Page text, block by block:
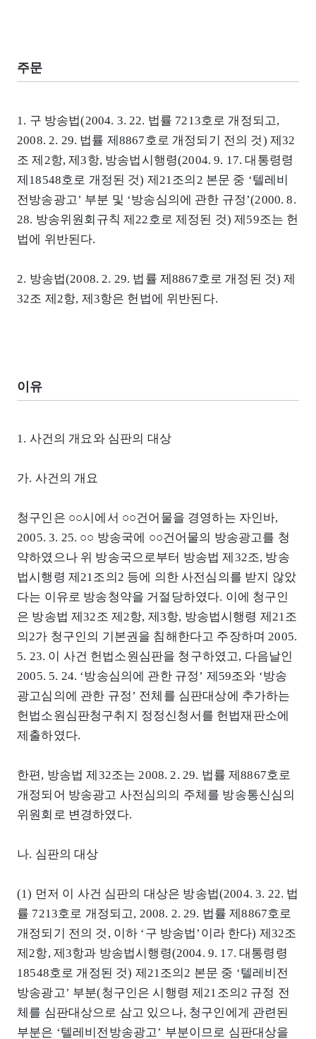
주문
1. 구 방송법(2004. 3. 22. 법률 7213호로 개정되고,
2008. 2. 29. 법률 제8867호로 개정되기 전의 것) 제32
조 제2항, 제3항, 방송법시행령(2004. 9. 17. 대통령령
제18548호로 개정된 것) 제21조의2 본문 중 ‘텔레비
전방송광고’ 부분 및 ‘방송심의에 관한 규정’(2000. 8.
28. 방송위원회규칙 제22호로 제정된 것) 제59조는 헌
법에 위반된다.
2. 방송법(2008. 2. 29. 법률 제8867호로 개정된 것) 제
32조 제2항, 제3항은 헌법에 위반된다.
이유
1. 사건의 개요와 심판의 대상
가. 사건의 개요
청구인은 ○○시에서 ○○건어물을 경영하는 자인바,
2005. 3. 25. ○○ 방송국에 ○○건어물의 방송광고를 청
약하였으나 위 방송국으로부터 방송법 제32조, 방송
법시행령 제21조의2 등에 의한 사전심의를 받지 않았
다는 이유로 방송청약을 거절당하였다. 이에 청구인
은 방송법 제32조 제2항, 제3항, 방송법시행령 제21조
의2가 청구인의 기본권을 침해한다고 주장하며 2005.
5. 23. 이 사건 헌법소원심판을 청구하였고, 다음날인
2005. 5. 24. ‘방송심의에 관한 규정’ 제59조와 ‘방송
광고심의에 관한 규정’ 전체를 심판대상에 추가하는
헌법소원심판청구취지 정정신청서를 헌법재판소에
제출하였다.
한편, 방송법 제32조는 2008. 2. 29. 법률 제8867호로
개정되어 방송광고 사전심의의 주체를 방송통신심의
위원회로 변경하였다.
나. 심판의 대상
(1) 먼저 이 사건 심판의 대상은 방송법(2004. 3. 22. 법
률 7213호로 개정되고, 2008. 2. 29. 법률 제8867호로
개정되기 전의 것, 이하 ‘구 방송법’이라 한다) 제32조
제2항, 제3항과 방송법시행령(2004. 9. 17. 대통령령
18548호로 개정된 것) 제21조의2 본문 중 ‘텔레비전
방송광고’ 부분(청구인은 시행령 제21조의2 규정 전
체를 심판대상으로 삼고 있으나, 청구인에게 관련된
부분은 ‘텔레비전방송광고’ 부분이므로 심판대상을